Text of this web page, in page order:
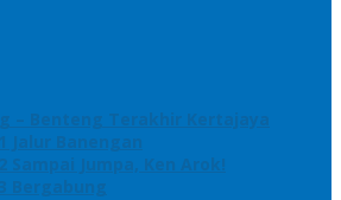
– Benteng Terakhir Kertajaya
Jalur Banengan
Sampai Jumpa, Ken Arok!
Bergabung